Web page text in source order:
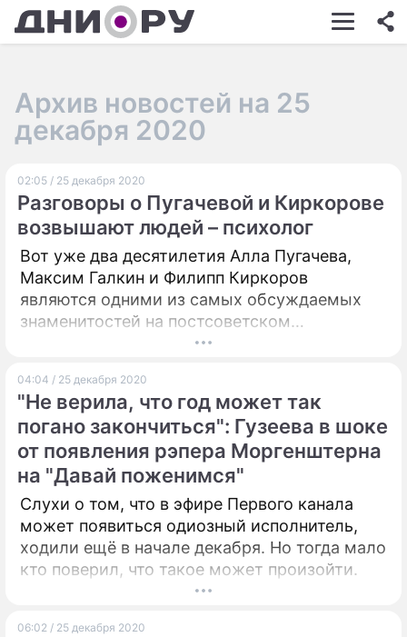
ШОУ-БИЗНЕС
КИНО
ЭКОНОМИКА
ПРОИСШЕСТВИЯ
СОННИК
СТИЛЬ ЖИЗНИ
ИГРЫ
Архив новостей на 25
декабря 2020
02:05 / 25 декабря 2020
Разговоры о Пугачевой и Киркорове
возвышают людей – психолог
Вот уже два десятилетия Алла Пугачева,
Максим Галкин и Филипп Киркоров
являются одними из самых обсуждаемых
знаменитостей на постсоветском
пространстве. Психолог Дарья Се заметила:
артистах, как об этой "троице". Эксперт
объяснил почему.
04:04 / 25 декабря 2020
"Не верила, что год может так
погано закончиться": Гузеева в шоке
от появления рэпера Моргенштерна
на "Давай поженимся"
Слухи о том, что в эфире Первого канала
может появиться одиозный исполнитель,
ходили ещё в начале декабря. Но тогда мало
кто поверил, что такое может произойти.
06:02 / 25 декабря 2020